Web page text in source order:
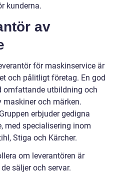
kunderna.
av
för maskinservice är
och pålitligt företag. En god
omfattande utbildning och
maskiner och märken.
erbjuder gedigna
med specialisering inom
Stiga och Kärcher.
om leverantören är
säljer och servar.